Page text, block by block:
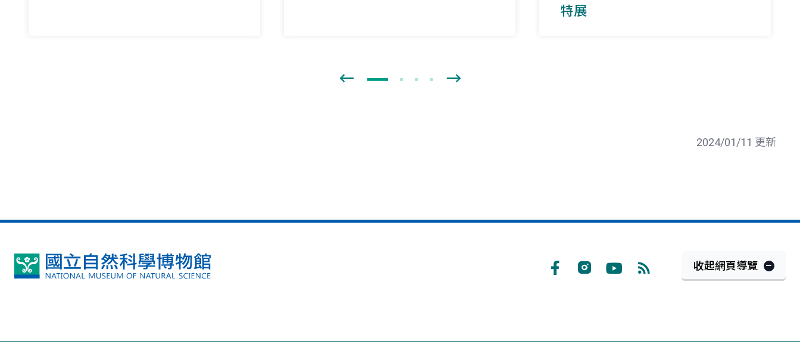
特展
2024/01/11 更新
國
收起網頁導覽